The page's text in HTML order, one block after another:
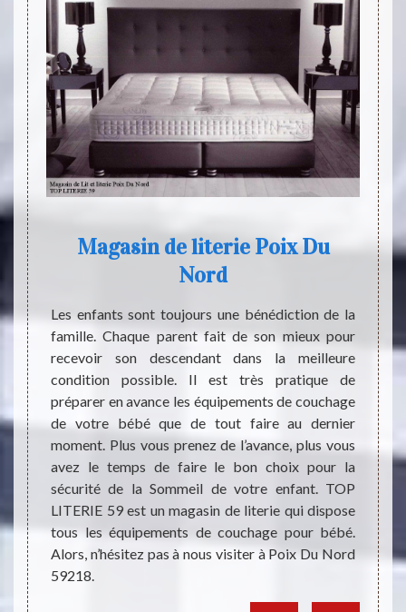
les
cette
fait
Magasin de literie Poix Du
Nord
Les enfants sont toujours une bénédiction de la
famille. Chaque parent fait de son mieux pour
recevoir son descendant dans la meilleure
condition possible. Il est très pratique de
préparer en avance les équipements de couchage
de votre bébé que de tout faire au dernier
moment. Plus vous prenez de l’avance, plus vous
avez le temps de faire le bon choix pour la
sécurité de la Sommeil de votre enfant. TOP
LITERIE 59 est un magasin de literie qui dispose
tous les équipements de couchage pour bébé.
Alors, n’hésitez pas à nous visiter à Poix Du Nord
59218.
que
et
qui
pour